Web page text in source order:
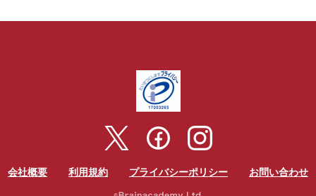
会社概要 利用規約 プライバシーポリシー お問い合わせ